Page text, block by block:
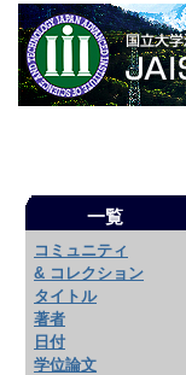
一覧
コミュニティ
& コレクション
タイトル
著者
日付
学位論文